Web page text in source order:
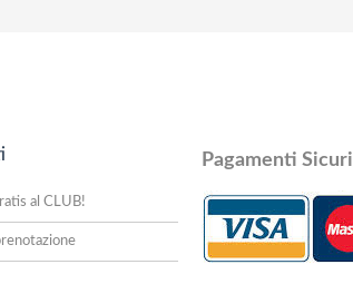
al CLUB!
Pagamenti Sicuri